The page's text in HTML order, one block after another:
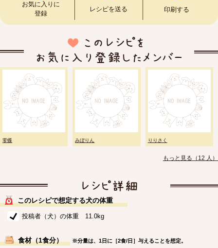
お気に入りに
登録
レシピを送る 印刷する
零蝶 みぼりん りりさく
もっと見る（12 人）
このレシピで想定する犬の体重
投稿者（犬）の体重 11.0kg
食材（1食分） ※分量は、1日に［2食/日］与えることを想定。